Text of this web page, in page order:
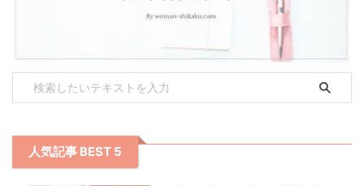
人気記事 BEST 5